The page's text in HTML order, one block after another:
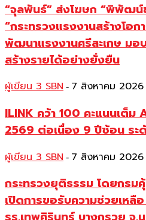
“จุลพันธ์” ส่งโฆษก “พิพัฒน์
“กระทรวงแรงงานสร้างโอ
พัฒนาแรงงานศรีสะเกษ มอ
สร้างรายได้อย่างยั่งยืน
ผู้เขียน 3 SBN - 7 สิงหาคม 2026
ILINK คว้า 100 คะแนนเต็ม
2569 ต่อเนื่อง 9 ปีซ้อน ระ
ผู้เขียน 3 SBN - 7 สิงหาคม 2026
กระทรวงยุติธรรม โดยกรม
เปิดการขอรับความช่วยเหลื